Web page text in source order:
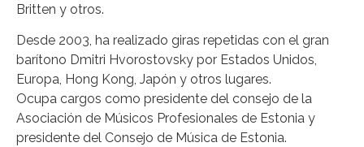
Britten y otros.
Desde 2003, ha realizado giras repetidas con el gran
barítono Dmitri Hvorostovsky por Estados Unidos,
Europa, Hong Kong, Japón y otros lugares.
Ocupa cargos como presidente del consejo de la
Asociación de Músicos Profesionales de Estonia y
presidente del Consejo de Música de Estonia.